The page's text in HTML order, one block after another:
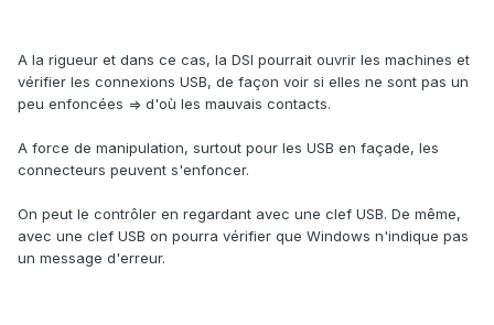
A la rigueur et dans ce cas, la DSI pourrait ouvrir les machines et
vérifier les connexions USB, de façon voir si elles ne sont pas un
peu enfoncées => d'où les mauvais contacts.
A force de manipulation, surtout pour les USB en façade, les
connecteurs peuvent s'enfoncer.
On peut le contrôler en regardant avec une clef USB. De même,
avec une clef USB on pourra vérifier que Windows n'indique pas
un message d'erreur.